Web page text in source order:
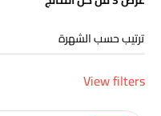
View filters